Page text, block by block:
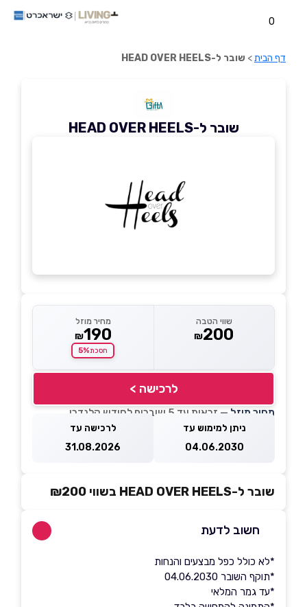
0
דף הבית> שובר ל-HEAD OVER HEELS
שובר ל-HEAD OVER HEELS
שווי הטבה
₪200
מחיר מוזל
₪190
חסכת5%
לרכישה >
מחיר מוזל — זכאות עד 5 שוברים לחודש קלנדרי
ניתן למימוש עד
04.06.2030
לרכישה עד
31.08.2026
שובר ל-HEAD OVER HEELS בשווי ₪200
חשוב לדעת
*לא כולל כפל מבצעים והנחות
*תוקף השובר 04.06.2030
*עד גמר המלאי